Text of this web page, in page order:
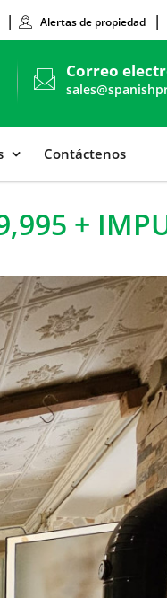
Alertas de propiedad
Correo
Contáctenos
+